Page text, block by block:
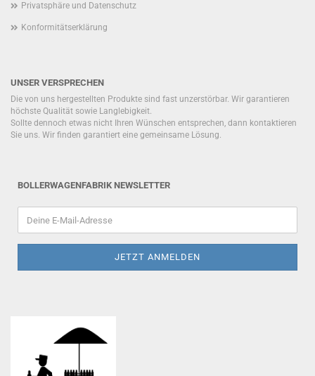
Privatsphäre und Datenschutz
Konformitätserklärung
UNSER VERSPRECHEN
Die von uns hergestellten Produkte sind fast unzerstörbar. Wir garantieren
höchste Qualität sowie Langlebigkeit.
Sollte dennoch etwas nicht Ihren Wünschen entsprechen, dann kontaktieren
Sie uns. Wir finden garantiert eine gemeinsame Lösung.
BOLLERWAGENFABRIK NEWSLETTER